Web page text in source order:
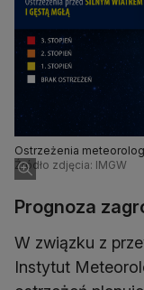
Ostrzeżenia
Źródło zdjęcia: IMGW
Prognoza
W związku z
Instytut